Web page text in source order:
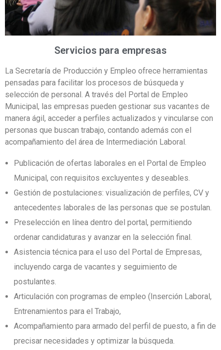
Servicios para empresas
La Secretaría de Producción y Empleo ofrece herramientas
pensadas para facilitar los procesos de búsqueda y
selección de personal. A través del Portal de Empleo
Municipal, las empresas pueden gestionar sus vacantes de
manera ágil, acceder a perfiles actualizados y vincularse con
personas que buscan trabajo, contando además con el
acompañamiento del área de Intermediación Laboral.
Publicación de ofertas laborales en el Portal de Empleo
Municipal, con requisitos excluyentes y deseables.
Gestión de postulaciones: visualización de perfiles, CV y
antecedentes laborales de las personas que se postulan.
Preselección en línea dentro del portal, permitiendo
ordenar candidaturas y avanzar en la selección final.
Asistencia técnica para el uso del Portal de Empresas,
incluyendo carga de vacantes y seguimiento de
postulantes.
Articulación con programas de empleo (Inserción Laboral,
Entrenamientos para el Trabajo,
Acompañamiento para armado del perfil de puesto, a fin de
precisar necesidades y optimizar la búsqueda.